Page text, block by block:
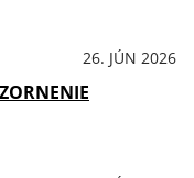
26. JÚN 2026